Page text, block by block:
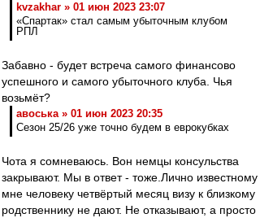
kvzakhar » 01 июн 2023 23:07
«Спартак» стал самым убыточным клубом
РПЛ
Забавно - будет встреча самого финансово
успешного и самого убыточного клуба. Чья
возьмёт?
авоська » 01 июн 2023 20:35
Сезон 25/26 уже точно будем в еврокубках
Чота я сомневаюсь. Вон немцы консульства
закрывают. Мы в ответ - тоже.Лично известному
мне человеку четвёртый месяц визу к близкому
родственнику не дают. Не отказывают, а просто